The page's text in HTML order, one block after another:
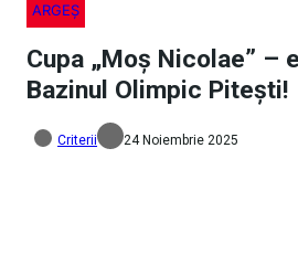
ARGEȘ
Cupa „Moș Nicolae” –
Bazinul Olimpic Pitești!
Criterii 24 Noiembrie 2025